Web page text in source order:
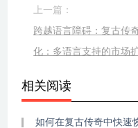
上一篇：
跨越语言障碍：复古传
化：多语言支持的市场
相关阅读
如何在复古传奇中快速